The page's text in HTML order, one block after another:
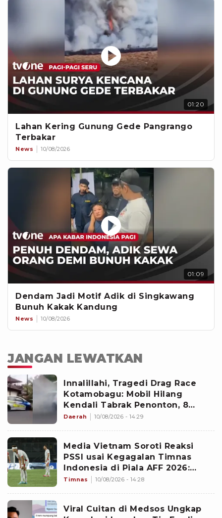
01:20
Lahan Kering Gunung Gede Pangrango
Terbakar
News 10/08/2026
01:09
Dendam Jadi Motif Adik di Singkawang
Bunuh Kakak Kandung
News 10/08/2026
JANGAN LEWATKAN
Innalillahi, Tragedi Drag Race
Kotamobagu: Mobil Hilang
Kendali Tabrak Penonton, 8
Orang Tewas
Daerah 10/08/2026 - 14:29
Media Vietnam Soroti Reaksi
PSSI usai Kegagalan Timnas
Indonesia di Piala AFF 2026:
Mereka Membungkuk Minta Maaf
Timnas 10/08/2026 - 14:28
Viral Cuitan di Medsos Ungkap